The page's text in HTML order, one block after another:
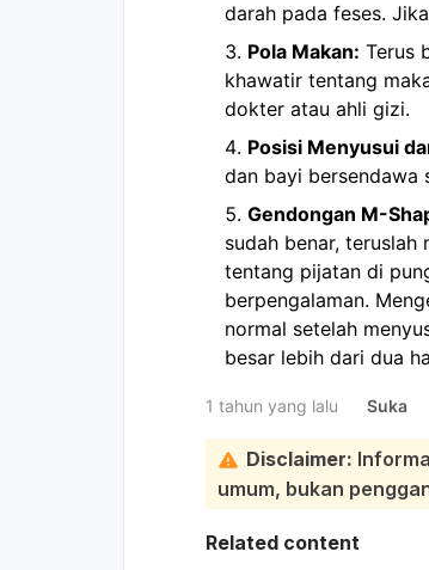
darah pada feses.
Pola Makan: Terus
khawatir tentang
dokter atau ahli gizi.
Posisi Menyusui
dan bayi bersendawa
Gendongan M-
sudah benar, teruslah
tentang pijatan di
berpengalaman.
normal setelah
besar lebih dari dua
1 tahun yang lalu Suka
Disclaimer:
umum, bukan
Related content